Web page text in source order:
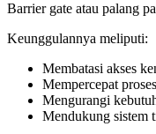
Barrier gate atau palang
Keunggulannya meliputi:
Membatasi akses
Mempercepat
Mengurangi
Mendukung sistem